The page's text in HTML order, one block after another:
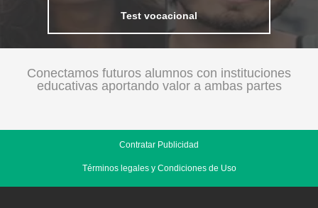
Test vocacional
Conectamos futuros alumnos con instituciones
educativas aportando valor a ambas partes
Contratar Publicidad
Términos legales y Condiciones de Uso